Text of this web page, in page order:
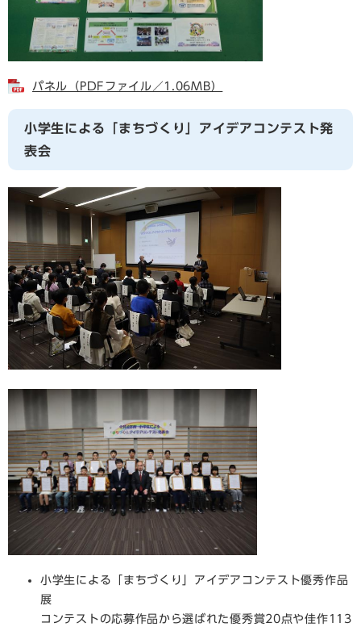
パネル（PDFファイル／1.06MB）
小学生による「まちづくり」アイデアコンテスト発
表会
小学生による「まちづくり」アイデアコンテスト優秀作品
展
コンテストの応募作品から選ばれた優秀賞20点や佳作113